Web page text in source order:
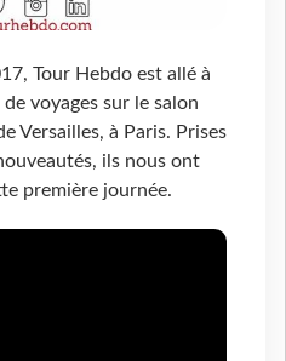
Tour Hebdo est allé à
voyages sur le salon
Versailles, à Paris. Prises
ils nous ont
première journée.